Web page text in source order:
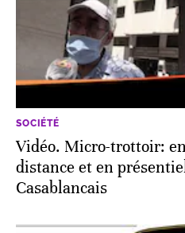
SOCIÉTÉ
Vidéo. Micro-trottoir:
distance et en
Casablancais